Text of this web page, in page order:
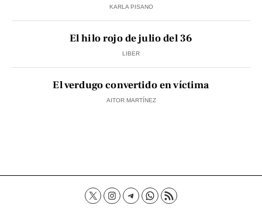
KARLA PISANO
El hilo rojo de julio del 36
LIBER
El verdugo convertido en víctima
AITOR MARTÍNEZ